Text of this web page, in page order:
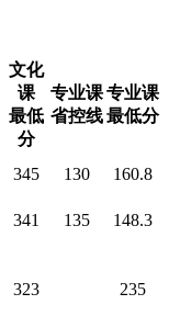
文化
课
最低
分
专业课
省控线
专业课
最低分
345 130
160.8
341 135
148.3
323 235